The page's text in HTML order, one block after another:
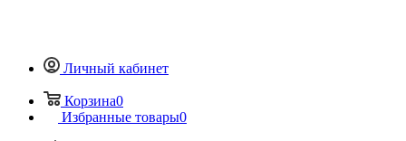
Личный кабинет
Корзина0
Избранные товары0